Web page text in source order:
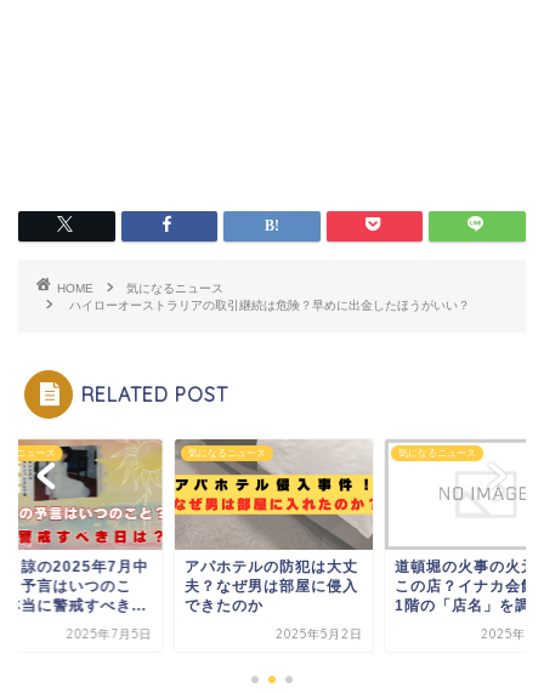
HOME
気になるニュース
ハイローオーストラリアの取引継続は危険？早めに出金したほうがいい？
RELATED POST
るニュース
ホテルの防犯は大丈
なぜ男は部屋に侵入
たのか
2025年5月2日
気になるニュース
道頓堀の火事の火元はど
この店？イナカ会館地下
1階の「店名」を調査！
2025年8月19日
気になるニュース
たつき諒の2025年7
という予言はいつの
と？本当に警戒すべ
2025年7